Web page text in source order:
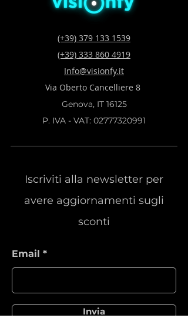
(+39) 379 133 1539
(+39) 333 860 4919
Info@visionfy.it
Via Oberto Cancelliere 8
Genova, IT 16125
P. IVA - VAT: 02777320991
Iscriviti alla newsletter per
avere aggiornamenti sugli
sconti
Email
Invia